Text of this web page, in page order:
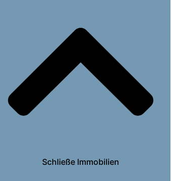
Schließe Immobilien